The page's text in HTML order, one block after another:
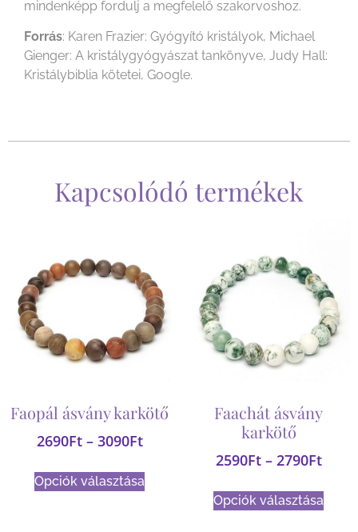
mindenképp fordulj a megfelelő szakorvoshoz.
Forrás: Karen Frazier: Gyógyító kristályok, Michael
Gienger: A kristálygyógyászat tankönyve, Judy Hall:
Kristálybiblia kötetei, Google.
Kapcsolódó termékek
Faopál ásvány karkötő
2690Ft – 3090Ft
Opciók választása
Faachát ásvány
karkötő
2590Ft – 2790Ft
Opciók választása